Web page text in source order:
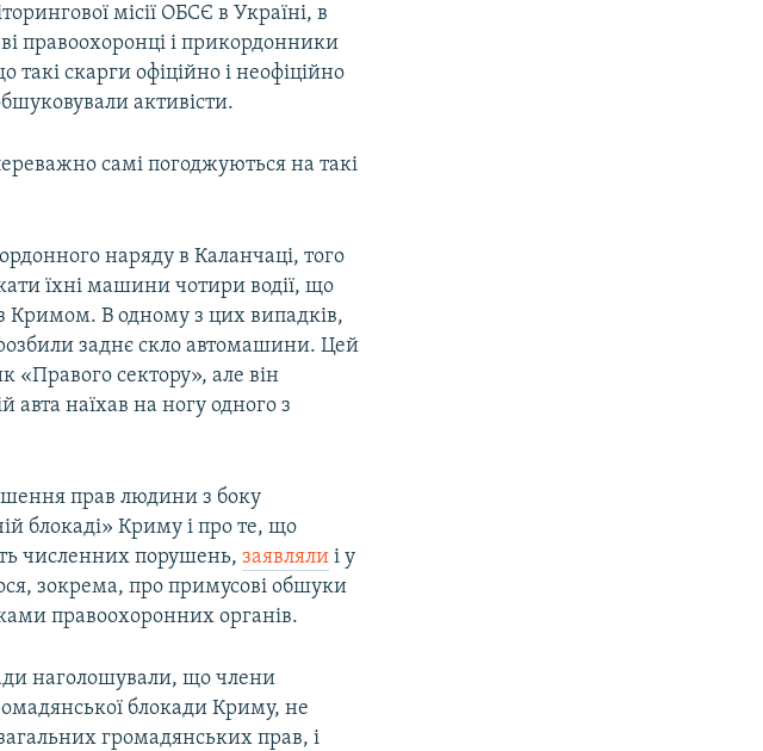
місії ОБСЄ в Україні, в
правоохоронці і прикордонники
скарги офіційно і неофіційно
активісти.
самі погоджуються на такі
наряду в Каланчаці, того
їхні машини чотири водії, що
Кримом. В одному з цих випадків,
заднє скло автомашини. Цей
«Правого сектору», але він
авта наїхав на ногу одного з
прав людини з боку
блокаді» Криму і про те, що
численних порушень,заявляли і у
зокрема, про примусові обшуки
правоохоронних органів.
наголошували, що члени
блокади Криму, не
громадянських прав, і